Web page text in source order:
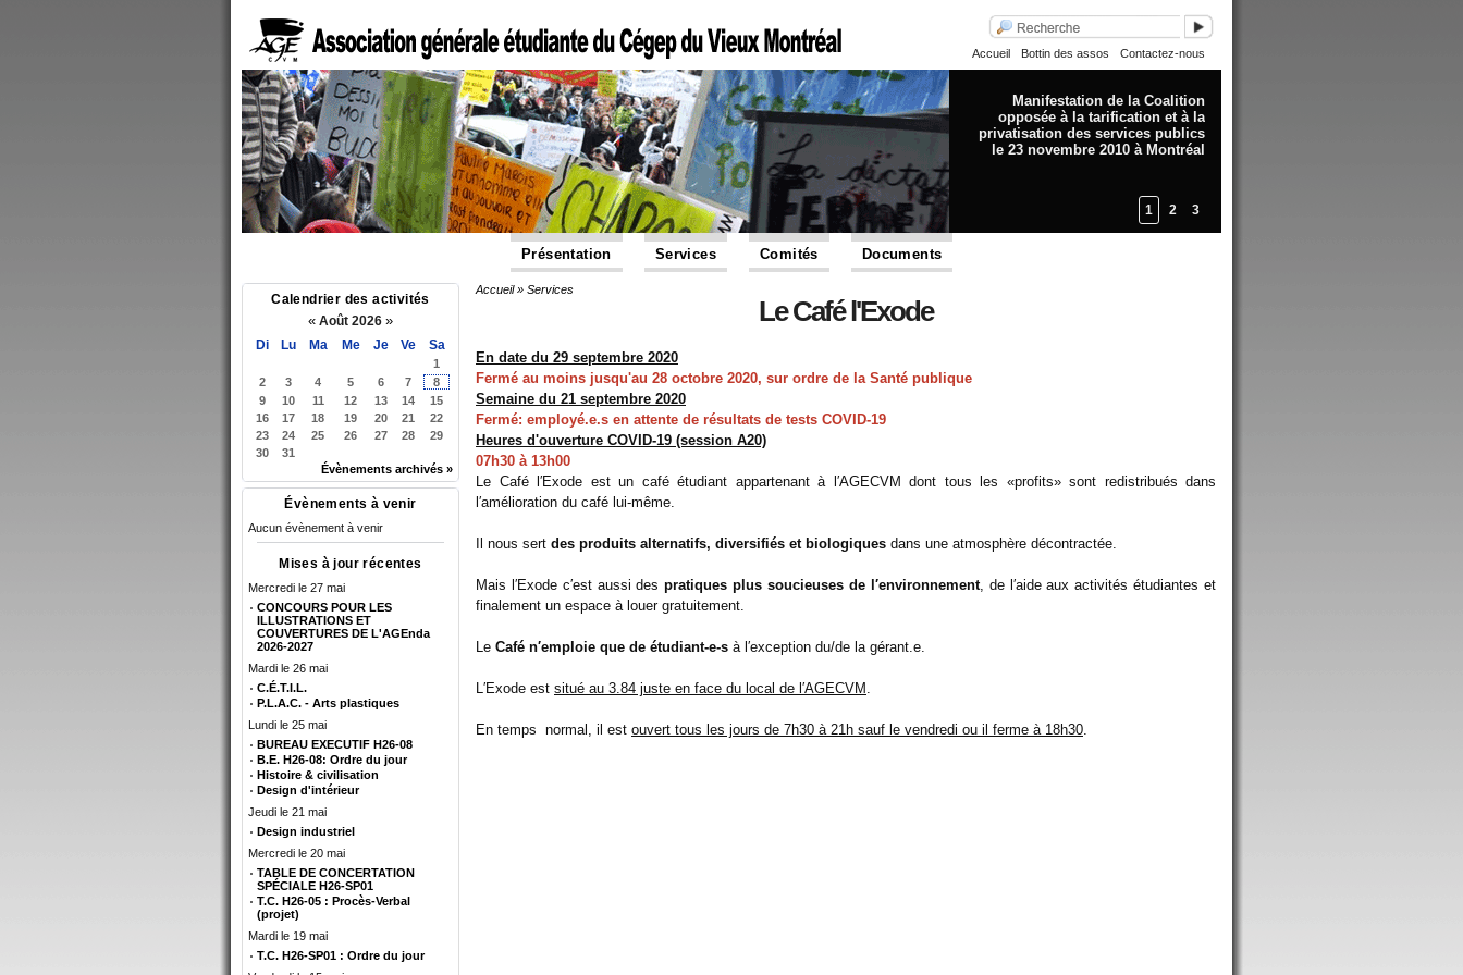
Accueil Bottin des assos Contactez-nous
Manifestation de la Coalition
opposée à la tarification et à la
privatisation des services publics
le 23 novembre 2010 à Montréal
1 2 3
Présentation Services Comités Documents
Calendrier des activités
« Août 2026 »
Di Lu Ma Me Je Ve Sa
1
2
3 4 5 6 7
8
9
10 11 12 13 14
15
16
17 18 19 20 21
22
23
24 25 26 27 28
29
30
31
Évènements archivés »
Évènements à venir
Aucun évènement à venir
Mises à jour récentes
Mercredi le 27 mai
CONCOURS POUR LES
ILLUSTRATIONS ET
COUVERTURES DE L'AGEnda
2026-2027
Mardi le 26 mai
C.É.T.I.L.
P.L.A.C. - Arts plastiques
Lundi le 25 mai
BUREAU EXECUTIF H26-08
B.E. H26-08: Ordre du jour
Histoire & civilisation
Design d'intérieur
Jeudi le 21 mai
Design industriel
Mercredi le 20 mai
TABLE DE CONCERTATION
SPÉCIALE H26-SP01
T.C. H26-05 : Procès-Verbal
(projet)
Mardi le 19 mai
T.C. H26-SP01 : Ordre du jour
Accueil» Services
Le Café l'Exode
En date du 29 septembre 2020
Fermé au moins jusqu'au 28 octobre 2020, sur ordre de la Santé publique
Semaine du 21 septembre 2020
Fermé: employé.e.s en attente de résultats de tests COVID-19
Heures d'ouverture COVID-19 (session A20)
07h30 à 13h00
Le Café l′Exode est un café étudiant appartenant à l′AGECVM dont tous les «profits» sont redistribués dans
l′amélioration du café lui-même.
Il nous sert des produits alternatifs, diversifiés et biologiques dans une atmosphère décontractée.
Mais l′Exode c′est aussi despratiques plus soucieuses de l′environnement, de l′aide aux activités étudiantes et
finalement un espace à louer gratuitement.
Le Café n′emploie que de étudiant-e-s à l′exception du/de la gérant.e.
L′Exode est situé au 3.84 juste en face du local de l′AGECVM .
En temps normal, il est ouvert tous les jours de 7h30 à 21h sauf le vendredi ou il ferme à 18h30.